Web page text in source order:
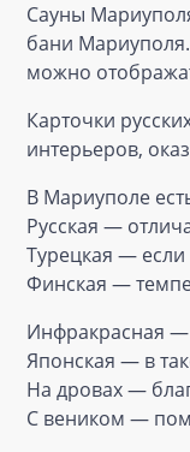
Сауны
бани
можно
Карточки
интерьеров,
В Мариуполе
Русская —
Турецкая — если
Финская —
Инфракрасная —
Японская — в
На дровах —
С веником —